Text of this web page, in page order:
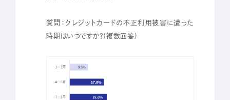
質問：クレジットカードの不正利用被害に遭った
時期はいつですか？(複数回答)